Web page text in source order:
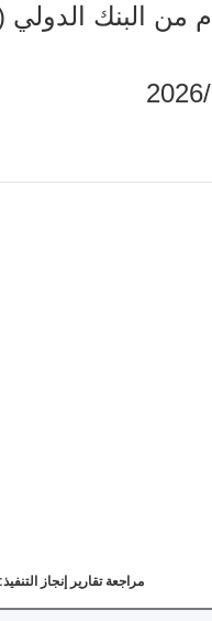
الدولي (بملايين
مراجعة تقارير إنجاز التنفيذ: 06-08-1977